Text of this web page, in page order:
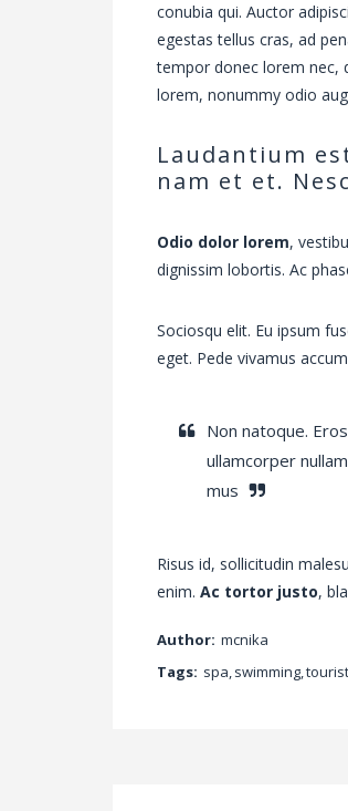
conubia qui. Auctor
egestas tellus cras, ad
tempor donec lorem nec,
lorem, nonummy odio
Laudantium
nam et et.
Odio dolor lorem,
dignissim lobortis. Ac
Sociosqu elit. Eu ipsum
eget. Pede vivamus
Non natoque.
ullamcorper
mus
Risus id, sollicitudin
enim. Ac tortor justo,
Author: mcnika
Tags: spa,swimming,tourist